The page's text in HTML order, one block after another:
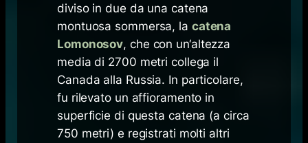
diviso in due da una catena
montuosa sommersa, la catena
Lomonosov, che con un‘altezza
media di 2700 metri collega il
Canada alla Russia. In particolare,
fu rilevato un affioramento in
superficie di questa catena (a circa
750 metri) e registrati molti altri